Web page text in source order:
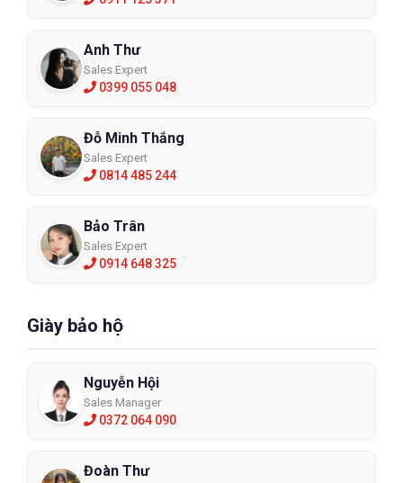
Anh Thư
Sales Expert
0399 055 048
Đỗ Minh Thắng
Sales Expert
0814 485 244
Bảo Trân
Sales Expert
0914 648 325
Giày bảo hộ
Nguyễn Hội
Sales Manager
0372 064 090
Đoàn Thư